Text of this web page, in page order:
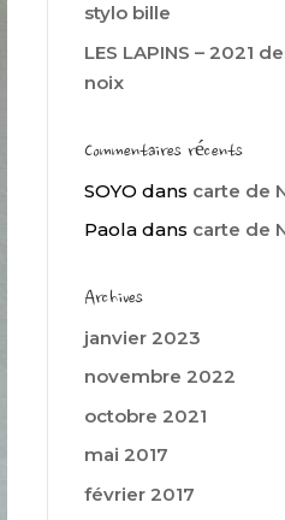
stylo bille
LES LAPINS – 2021
noix
Commentaires récents
SOYO dans carte de
Paoladans carte de
Archives
janvier 2023
novembre 2022
octobre 2021
mai 2017
février 2017